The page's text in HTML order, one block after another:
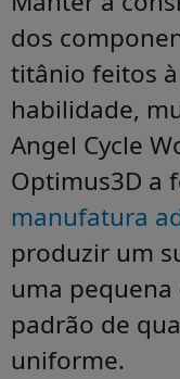
dos
titânio feitos
habilidade,
Angel Cycle
Optimus3D a
manufatura
produzir um
uma
padrão de
uniforme.